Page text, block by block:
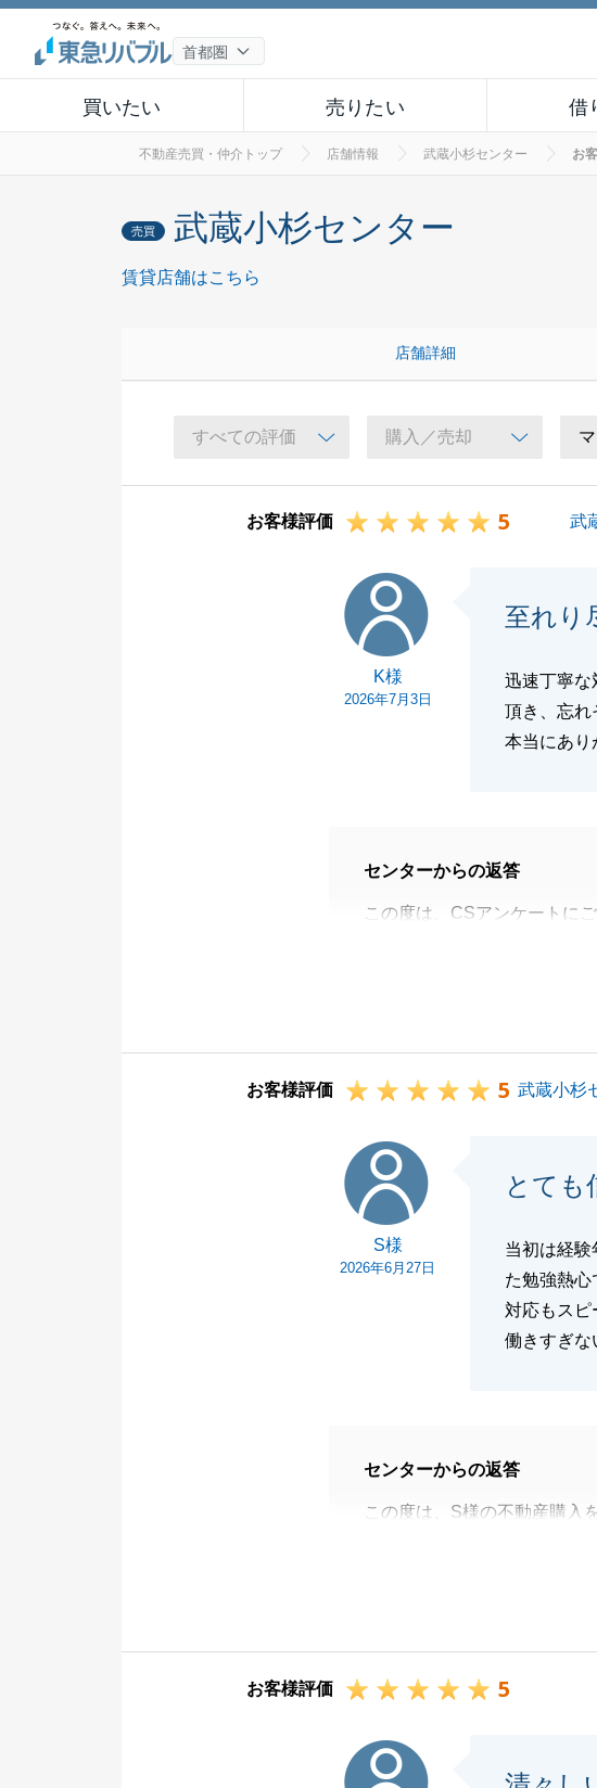
買いたい 売りたい 借
不動産売買・仲介トップ 店舗情報 武蔵小杉センター お
売買 武蔵小杉センター
賃貸店舗はこちら
店舗詳細
お客様評価 5 武
K様
2026年7月3日
至れり
迅速丁寧な
頂き、忘れ
本当にあり
センターからの返答
この度は、CSアンケートに
また、私共の対応につきま
喜びはございません。
う努めておりますが、K様か
の励みとなります。
本当にありがとうございます。
今後とも、不動産に関する
なことでもお気軽にお声がけ
今後とも何卒よろしくお願い
お客様評価 5 武蔵小杉
S様
2026年6月27日
とても
当初は経験
た勉強熱心
対応もスピ
働きすぎな
センターからの返答
この度は、S様の不動産購入
S様にご納得いただけるお住
ましたら、いつでもお気軽に
す。
お客様評価 5